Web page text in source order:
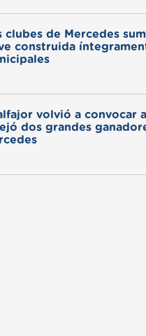
clubes de Mercedes
construida
volvió a convocar
dos grandes